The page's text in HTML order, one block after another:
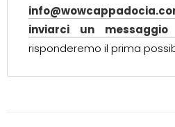
inviarci un
risponderemo il prima